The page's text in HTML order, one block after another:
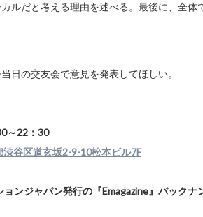
ルだと考える理由を述べる。最後に、全体
日の交友会で意見を発表してほしい。
～22：30
渋谷区道玄坂2-9-10松本ビル7F
ンジャパン発行の『Emagazine』バックナ